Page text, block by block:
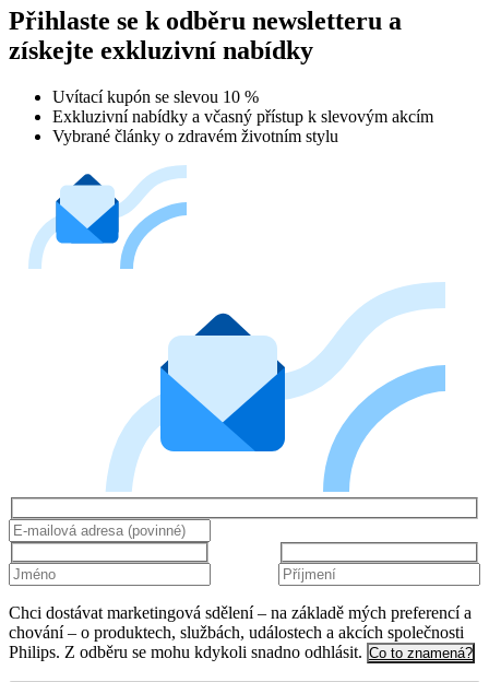
Přihlaste se k odběru newsletteru a
získejte exkluzivní nabídky
Uvítací kupón se slevou 10 %
Exkluzivní nabídky a včasný přístup k slevovým akcím
Vybrané články o zdravém životním stylu
Chci dostávat marketingová sdělení – na základě mých preferencí a
chování – o produktech, službách, událostech a akcích společnosti
Philips. Z odběru se mohu kdykoli snadno odhlásit. Co to znamená?